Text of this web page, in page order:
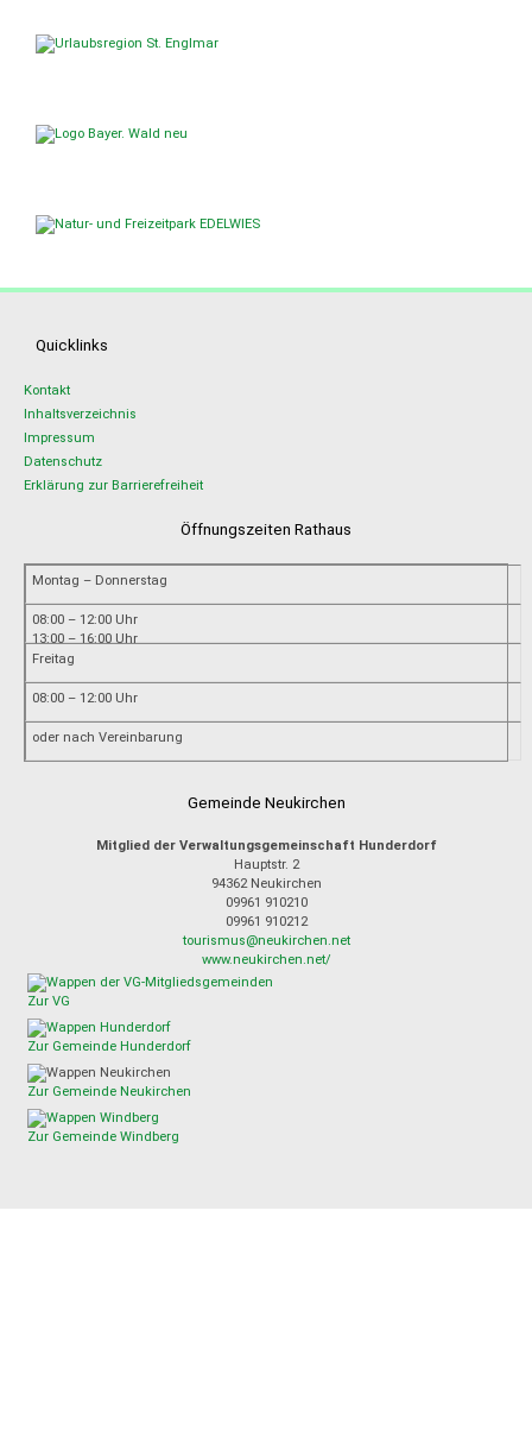
Quicklinks
Kontakt
Inhaltsverzeichnis
Impressum
Datenschutz
Erklärung zur Barrierefreiheit
Öffnungszeiten Rathaus
Montag – Donnerstag
08:00 – 12:00 Uhr
13:00 – 16:00 Uhr
Freitag
08:00 – 12:00 Uhr
oder nach Vereinbarung
Gemeinde Neukirchen
Mitglied der Verwaltungsgemeinschaft Hunderdorf
Hauptstr. 2
94362Neukirchen
09961 910210
09961 910212
tourismus@neukirchen.net
www.neukirchen.net/
Zur VG
Zur Gemeinde Hunderdorf
Zur Gemeinde Neukirchen
Zur Gemeinde Windberg